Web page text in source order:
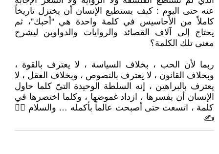
عنه حتى اليوم : كيف يستطيع الإنسان أن يختزل تاريخاً
كاملاً من الأحاسيس في كلمة واحدة هي “أحبك”، ثم
يحتاج إلى آلاف القصائد والروايات والدواوين ليشرح
معنى تلك الكلمة؟
ربما لأن الحب ، بخلاف السياسة ، لا يعترف بالقوة ،
وبخلاف القانون ، لا يعترف بالنصوص ، وبخلاف العقل ، لا
يعترف بالبراهين ، إنه السلطة الوحيدة التىّ كلما حاول
الإنسان أن يفسرها ، ازداد غموضها ، وكلما اختصرها في
كلمة ، اتسعت حتى أصبحت عالماً بأكمله … والسلام 🙋‍♂
✍